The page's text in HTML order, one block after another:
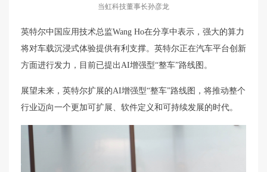
当虹科技董事长孙彦龙
英特尔中国应用技术总监Wang Ho在分享中表示，强大的算力
将对车载沉浸式体验提供有利支撑。英特尔正在汽车平台创新
方面进行发力，目前已提出AI增强型“整车”路线图。
展望未来，英特尔扩展的AI增强型“整车”路线图，将推动整个
行业迈向一个更加可扩展、软件定义和可持续发展的时代。